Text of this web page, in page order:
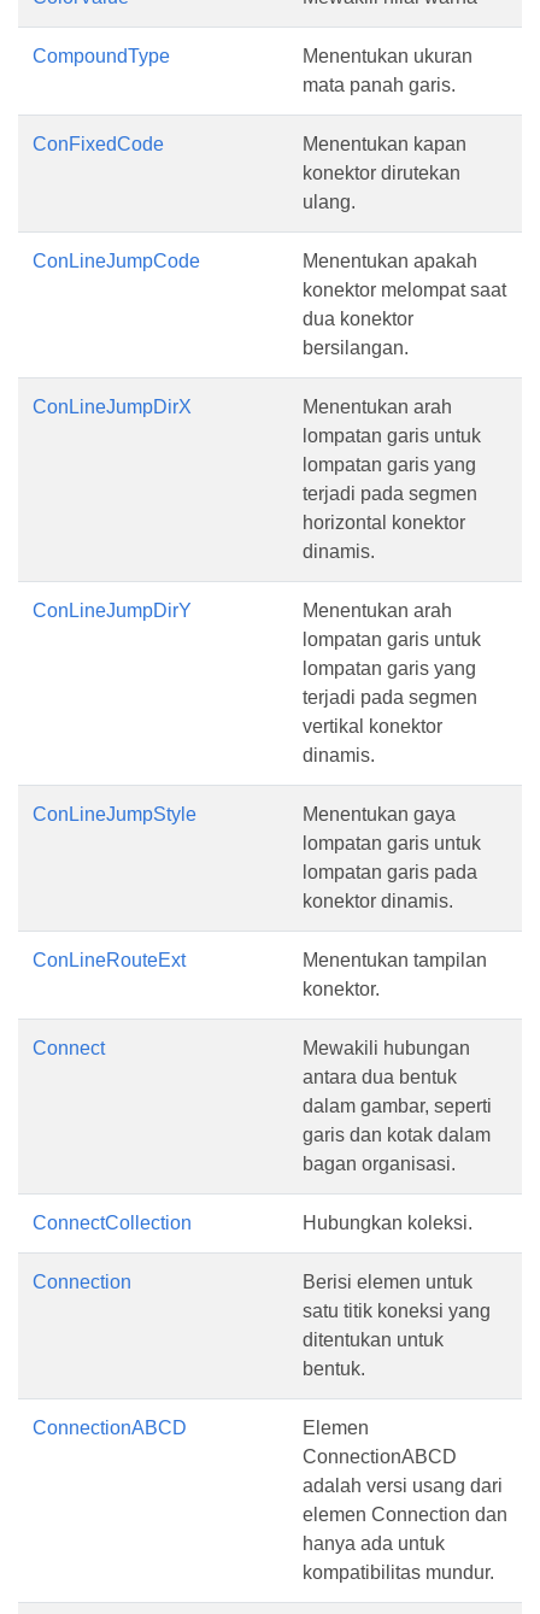
CompoundType
Menentukan ukuran
mata panah garis.
ConFixedCode
Menentukan kapan
konektor dirutekan
ulang.
ConLineJumpCode
Menentukan apakah
konektor melompat saat
dua konektor
bersilangan.
ConLineJumpDirX
Menentukan arah
lompatan garis untuk
lompatan garis yang
terjadi pada segmen
horizontal konektor
dinamis.
ConLineJumpDirY
Menentukan arah
lompatan garis untuk
lompatan garis yang
terjadi pada segmen
vertikal konektor
dinamis.
ConLineJumpStyle
Menentukan gaya
lompatan garis untuk
lompatan garis pada
konektor dinamis.
ConLineRouteExt
Menentukan tampilan
konektor.
Connect
Mewakili hubungan
antara dua bentuk
dalam gambar, seperti
garis dan kotak dalam
bagan organisasi.
ConnectCollection Hubungkan koleksi.
Connection
Berisi elemen untuk
satu titik koneksi yang
ditentukan untuk
bentuk.
ConnectionABCD
Elemen
ConnectionABCD
adalah versi usang dari
elemen Connection dan
hanya ada untuk
kompatibilitas mundur.